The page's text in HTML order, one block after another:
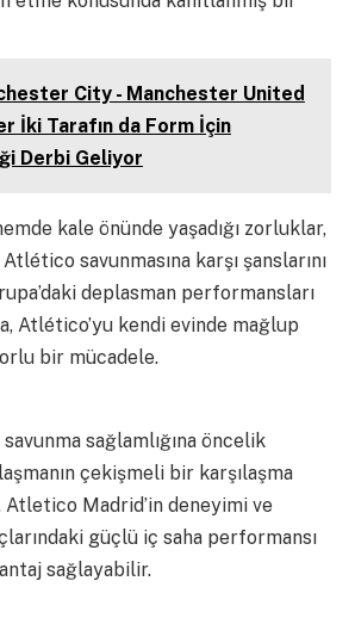
City - Manchester United
İki Tarafın da Form İçin
Derbi Geliyor
kale önünde yaşadığı zorluklar,
savunmasına karşı şanslarını
deplasman performansları
Atlético’yu kendi evinde mağlup
bir mücadele.
sağlamlığına öncelik
çekişmeli bir karşılaşma
Atletico Madrid’in deneyimi ve
güçlü iç saha performansı
sağlayabilir.